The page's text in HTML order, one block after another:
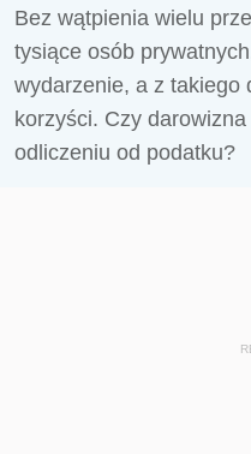
Bez wątpienia wielu
tysiące osób
wydarzenie, a z takiego
korzyści. Czy
odliczeniu od podatku?